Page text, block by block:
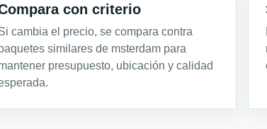
con criterio
cambia el precio, se compara contra
similares de msterdam para
presupuesto, ubicación y calidad